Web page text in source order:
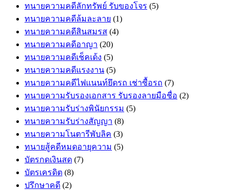
ทนายความคดีลักทรัพย์ รับของโจร (5)
ทนายความคดีล้มละลาย (1)
ทนายความคดีสินสมรส (4)
ทนายความคดีอาญา (20)
ทนายความคดีเช็คเด้ง (5)
ทนายความคดีแรงงาน (5)
ทนายความคดีไฟแนนท์ยึดรถ เช่าซื้อรถ (7)
ทนายความรับรองเอกสาร รับรองลายมือชื่อ (2)
ทนายความรับร่างพินัยกรรม (5)
ทนายความรับร่างสัญญา (8)
ทนายความโนตารีพับลิค (3)
ทนายสู้คดีหมดอายุความ (5)
บัตรกดเงินสด (7)
บัตรเครดิต (8)
ปรึกษาคดี (2)